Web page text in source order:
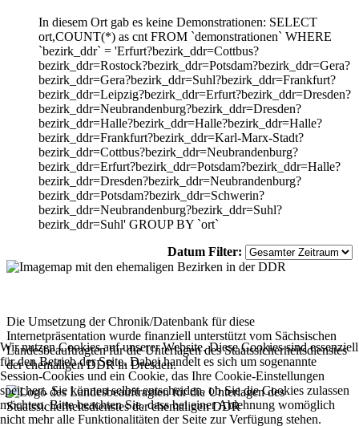
In diesem Ort gab es keine Demonstrationen: SELECT
ort,COUNT(*) as cnt FROM `demonstrationen` WHERE
`bezirk_ddr` = 'Erfurt?bezirk_ddr=Cottbus?
bezirk_ddr=Rostock?bezirk_ddr=Potsdam?bezirk_ddr=Gera?
bezirk_ddr=Gera?bezirk_ddr=Suhl?bezirk_ddr=Frankfurt?
bezirk_ddr=Leipzig?bezirk_ddr=Erfurt?bezirk_ddr=Dresden?
bezirk_ddr=Neubrandenburg?bezirk_ddr=Dresden?
bezirk_ddr=Halle?bezirk_ddr=Halle?bezirk_ddr=Halle?
bezirk_ddr=Frankfurt?bezirk_ddr=Karl-Marx-Stadt?
bezirk_ddr=Cottbus?bezirk_ddr=Neubrandenburg?
bezirk_ddr=Erfurt?bezirk_ddr=Potsdam?bezirk_ddr=Halle?
bezirk_ddr=Dresden?bezirk_ddr=Neubrandenburg?
bezirk_ddr=Potsdam?bezirk_ddr=Schwerin?
bezirk_ddr=Neubrandenburg?bezirk_ddr=Suhl?
bezirk_ddr=Suhl' GROUP BY `ort`
Datum Filter:
Die Umsetzung der Chronik/Datenbank für diese
Internetpräsentation wurde finanziell unterstützt vom Sächsischen
Landesbeauftragten für die Unterlagen des Staatssicherheitsdienstes
der ehemaligen DDR in Dresden.
Wir nutzen Cookies auf unserer Website. Diese Cookies sind essenziell
für den Betrieb der Seite. Dabei handelt es sich um sogenannte
Session-Cookies und ein Cookie, das Ihre Cookie-Einstellungen
speichert. Sie können selbst entscheiden, ob Sie die Cookies zulassen
möchten. Bitte beachten Sie, dass bei einer Ablehnung womöglich
nicht mehr alle Funktionalitäten der Seite zur Verfügung stehen.